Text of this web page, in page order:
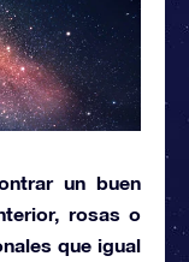
un buen
rosas o
que igual